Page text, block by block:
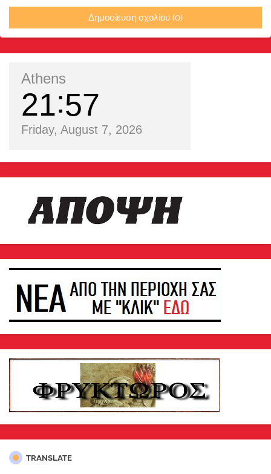
Δημοσίευση σχολίου (0)
Athens
21 57
Friday, August 7, 2026
TRANSLATE